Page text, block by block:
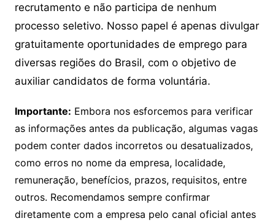
recrutamento e não participa de nenhum
processo seletivo. Nosso papel é apenas divulgar
gratuitamente oportunidades de emprego para
diversas regiões do Brasil, com o objetivo de
auxiliar candidatos de forma voluntária.
Importante: Embora nos esforcemos para verificar
as informações antes da publicação, algumas vagas
podem conter dados incorretos ou desatualizados,
como erros no nome da empresa, localidade,
remuneração, benefícios, prazos, requisitos, entre
outros. Recomendamos sempre confirmar
diretamente com a empresa pelo canal oficial antes